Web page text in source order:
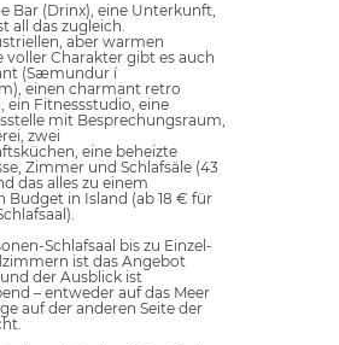
Bar (Drinx), eine Unterkunft,
all das zugleich.
aber warmen
voller Charakter gibt es auch
(Sæmundur í
einen charmant retro
ein Fitnessstudio, eine
mit Besprechungsraum,
zwei
eine beheizte
Zimmer und Schlafsäle (43
das alles zu einem
Budget in Island (ab 18 € für
Schlafsaal bis zu Einzel-
ist das Angebot
der Ausblick ist
– entweder auf das Meer
auf der anderen Seite der